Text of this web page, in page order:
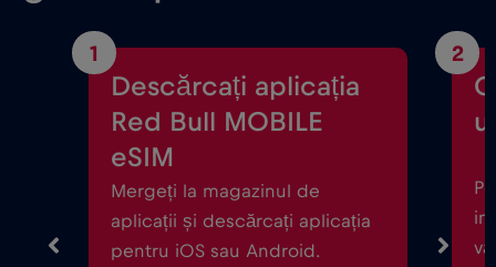
1
Descărcați aplicația
Red Bull MOBILE
eSIM
Mergeți la magazinul de
aplicații și descărcați aplicația
pentru iOS sau Android.
2
ul